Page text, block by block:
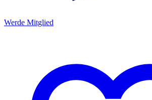
Werde Mitglied